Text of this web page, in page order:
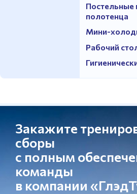
Постельные
полотенца
Мини-
Рабочий
Закажите
сборы
с полным
команды
в компании